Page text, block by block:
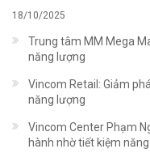
18/10/2025
Trung tâm MM Mega
năng lượng
Vincom Retail: Giảm
năng lượng
Vincom Center Phạm
hành nhờ tiết kiệm